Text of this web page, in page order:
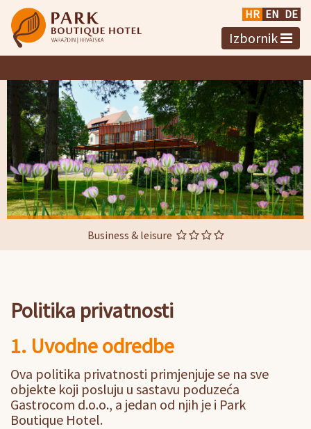
HR EN DE
Izbornik
Business & leisure
Politika privatnosti
1. Uvodne odredbe
Ova politika privatnosti primjenjuje se na sve
objekte koji posluju u sastavu poduzeća
Gastrocom d.o.o., a jedan od njih je i Park
Boutique Hotel.